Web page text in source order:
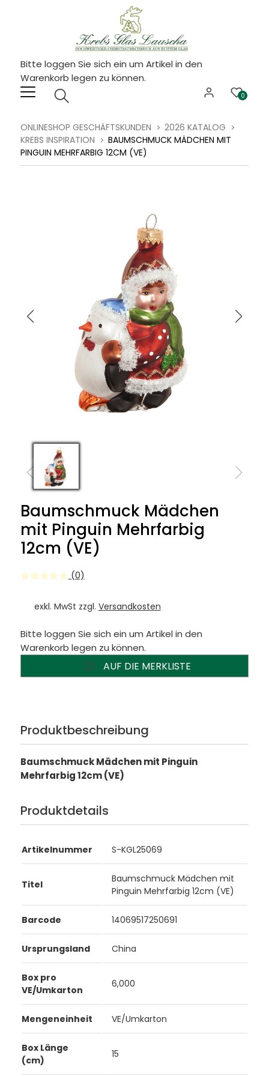
Bitte loggen Sie sich ein um Artikel in den
Warenkorb legen zu können.
0
ONLINESHOP GESCHÄFTSKUNDEN
2026 KATALOG
KREBS INSPIRATION
BAUMSCHMUCK MÄDCHEN MIT
PINGUIN MEHRFARBIG 12CM (VE)
Baumschmuck Mädchen
mit Pinguin Mehrfarbig
12cm (VE)
(0)
exkl. MwSt zzgl. Versandkosten
Bitte loggen Sie sich ein um Artikel in den
Warenkorb legen zu können.
AUF DIE MERKLISTE
Produktbeschreibung
Baumschmuck Mädchen mit Pinguin
Mehrfarbig 12cm (VE)
Produktdetails
Artikelnummer S-KGL25069
Titel
Baumschmuck Mädchen mit
Pinguin Mehrfarbig 12cm (VE)
Barcode 14069517250691
Ursprungsland China
Box pro
VE/Umkarton
6,000
Mengeneinheit VE/Umkarton
Box Länge
(cm)
15